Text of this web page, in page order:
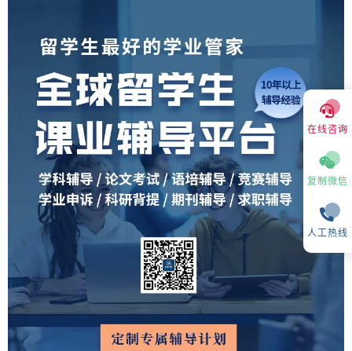
在线咨询
复制微信
人工热线